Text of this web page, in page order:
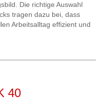
Die richtige Auswahl
tragen dazu bei, dass
Arbeitsalltag effizient und
40